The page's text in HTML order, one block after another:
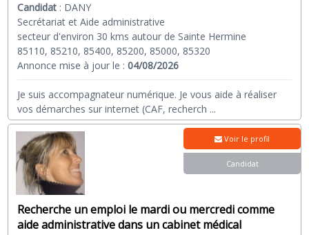
Candidat : DANY
Secrétariat et Aide administrative
secteur d'environ 30 kms autour de Sainte Hermine
85110, 85210, 85400, 85200, 85000, 85320
Annonce mise à jour le :04/08/2026
Je suis accompagnateur numérique. Je vous aide à réaliser
vos démarches sur internet (CAF, recherch ...
Recherche un emploi le mardi ou mercredi comme
aide administrative dans un cabinet médical
Voir le profil
Candidat